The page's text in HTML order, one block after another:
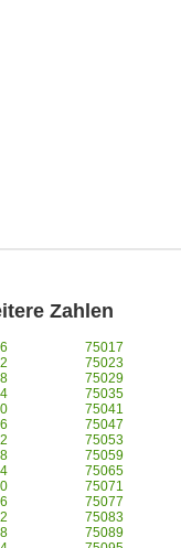
Zahlen
75017
75023
75029
75035
75041
75047
75053
75059
75065
75071
75077
75083
75089